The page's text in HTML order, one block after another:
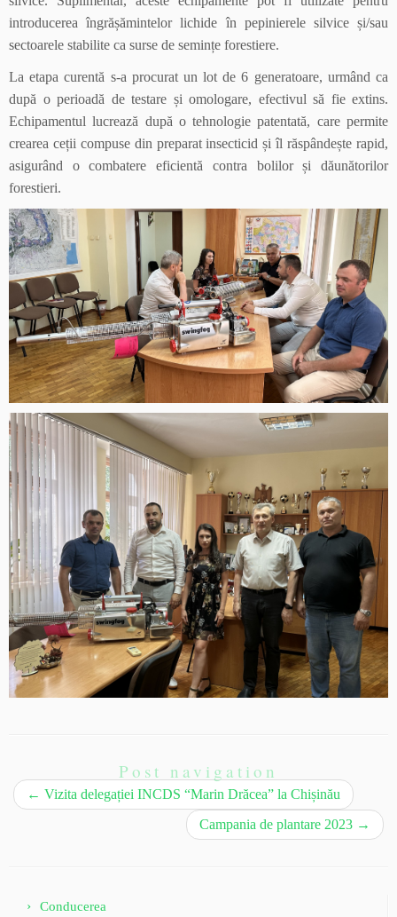
introducerea îngrășămintelor lichide în pepinierele silvice și/sau
sectoarele stabilite ca surse de semințe forestiere.
La etapa curentă s-a procurat un lot de 6 generatoare, urmând ca
după o perioadă de testare și omologare, efectivul să fie extins.
Echipamentul lucrează după o tehnologie patentată, care permite
crearea ceții compuse din preparat insecticid și îl răspândește rapid,
asigurând o combatere eficientă contra bolilor și dăunătorilor
forestieri.
Post navigation
← Vizita delegației INCDS “Marin Drăcea” la Chișinău
Campania de plantare 2023 →
Conducerea